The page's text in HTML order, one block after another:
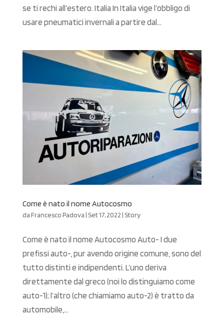
se ti rechi all’estero. Italia In Italia vige l’obbligo di
usare pneumatici invernali a partire dal...
Come è nato il nome Autocosmo
daFrancesco Padova| Set 17, 2022| Story
Come è nato il nome Autocosmo Auto- I due
prefissi auto-, pur avendo origine comune, sono del
tutto distinti e indipendenti. L’uno deriva
direttamente dal greco (noi lo distinguiamo come
auto-1); l’altro (che chiamiamo auto-2) è tratto da
automobile,...